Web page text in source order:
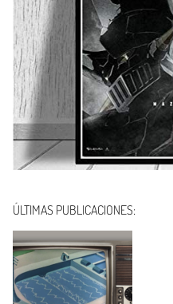
ÚLTIMAS PUBLICACIONES: